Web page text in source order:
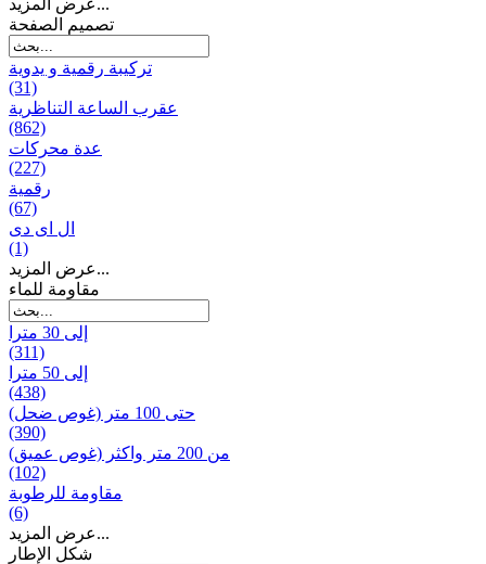
تصميم الصفحة
تركيبة رقمية و يدوية
(31)
عقرب الساعة التناظرية
(862)
عدة محركات
(227)
رقمية
(67)
ال ای دی
(1)
عرض المزيد...
مقاومة للماء
إلى 30 مترا
(311)
إلى 50 مترا
(438)
حتى 100 متر (غوص ضحل)
(390)
من 200 متر واکثر (غوص عميق)
(102)
مقاومة للرطوبة
(6)
عرض المزيد...
شكل الإطار